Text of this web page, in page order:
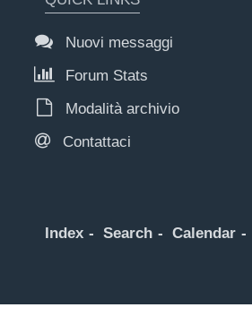
Nuovi messaggi
Forum Stats
Modalità archivio
Contattaci
Index Search Calendar